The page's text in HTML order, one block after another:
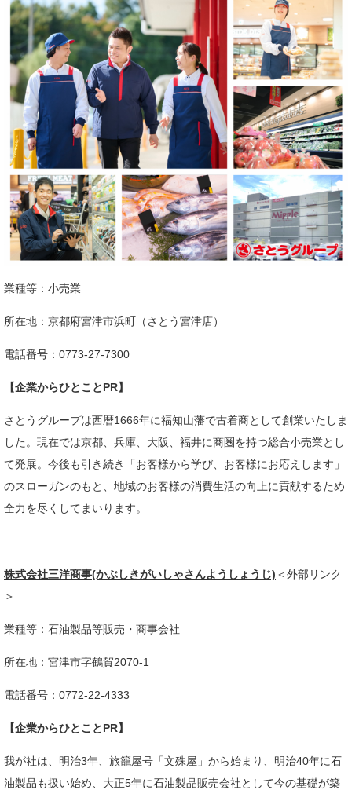
業種等：小売業​
所在地：京都府宮津市浜町（さとう宮津店）​
電話番号：0773-27-7300​
【企業からひとことPR】
​さとうグループは西暦1666年に福知山藩で古着商として創業いたしま
した。現在では京都、兵庫、大阪、福井に商圏を持つ総合小売業とし
て発展。今後も引き続き「お客様から学び、お客様にお応えします」
のスローガンのもと、地域のお客様の消費生活の向上に貢献するため
全力を尽くしてまいります。
株式会社三洋商事(かぶしきがいしゃさんようしょうじ) ＜外部リンク
＞
業種等：石油製品等販売・商事会社
所在地：​宮津市字鶴賀2070-1
電話番号：0772-22-4333​
【企業からひとことPR】
​我が社は、明治3年、旅籠屋号「文殊屋」から始まり、明治40年に石
油製品も扱い始め、大正5年に石油製品販売会社として今の基礎が築